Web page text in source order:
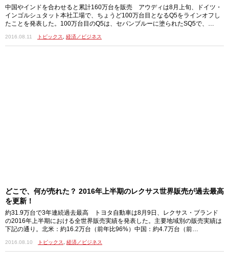
中国やインドを合わせると累計160万台を販売 アウディは8月上旬、ドイツ・
インゴルシュタット本社工場で、ちょうど100万台目となるQ5をラインオフし
たことを発表した。100万台目のQ5は、セパンブルーに塗られたSQ5で、…
2016.08.11 トピックス 経済／ビジネス
どこで、何が売れた？ 2016年上半期のレクサス世界販売が過去最高
を更新！
約31.9万台で3年連続過去最高 トヨタ自動車は8月9日、レクサス・ブランド
の2016年上半期における全世界販売実績を発表した。主要地域別の販売実績は
下記の通り。北米：約16.2万台（前年比96%）中国：約4.7万台（前…
2016.08.10 トピックス, 経済／ビジネス